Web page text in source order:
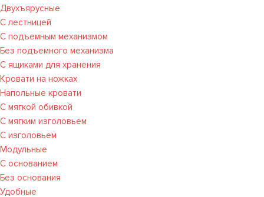
Двухъярусные
С лестницей
С подъемным механизмом
Без подъемного механизма
С ящиками для хранения
Кровати на ножках
Напольные кровати
С мягкой обивкой
С мягким изголовьем
С изголовьем
Модульные
С основанием
Без основания
Удобные